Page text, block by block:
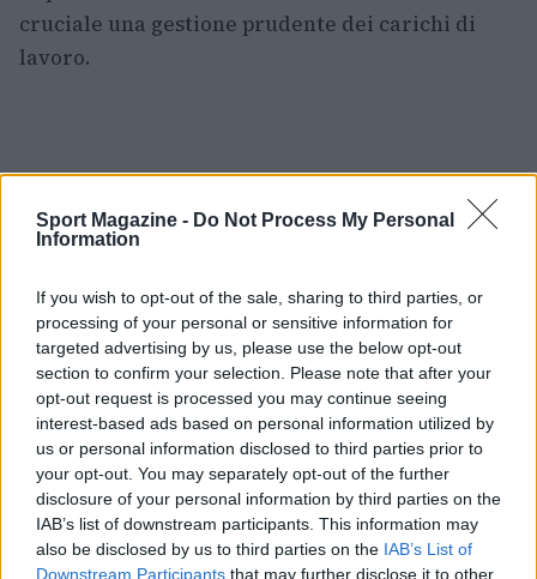
Sport Magazine - Do Not Process My Personal
Information
If you wish to opt-out of the sale, sharing to third parties, or
processing of your personal or sensitive information for
targeted advertising by us, please use the below opt-out
section to confirm your selection. Please note that after your
opt-out request is processed you may continue seeing
interest-based ads based on personal information utilized by
us or personal information disclosed to third parties prior to
your opt-out. You may separately opt-out of the further
disclosure of your personal information by third parties on the
IAB’s list of downstream participants. This information may
also be disclosed by us to third parties on the IAB’s List of
Downstream Participants that may further disclose it to other
cruciale una gestione prudente dei carichi di
lavoro.
AUTORE